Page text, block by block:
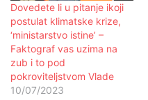
Dovedete li u pitanje ikoji
postulat klimatske krize,
‘ministarstvo istine’ –
Faktograf vas uzima na
zub i to pod
pokroviteljstvom Vlade
10/07/2023